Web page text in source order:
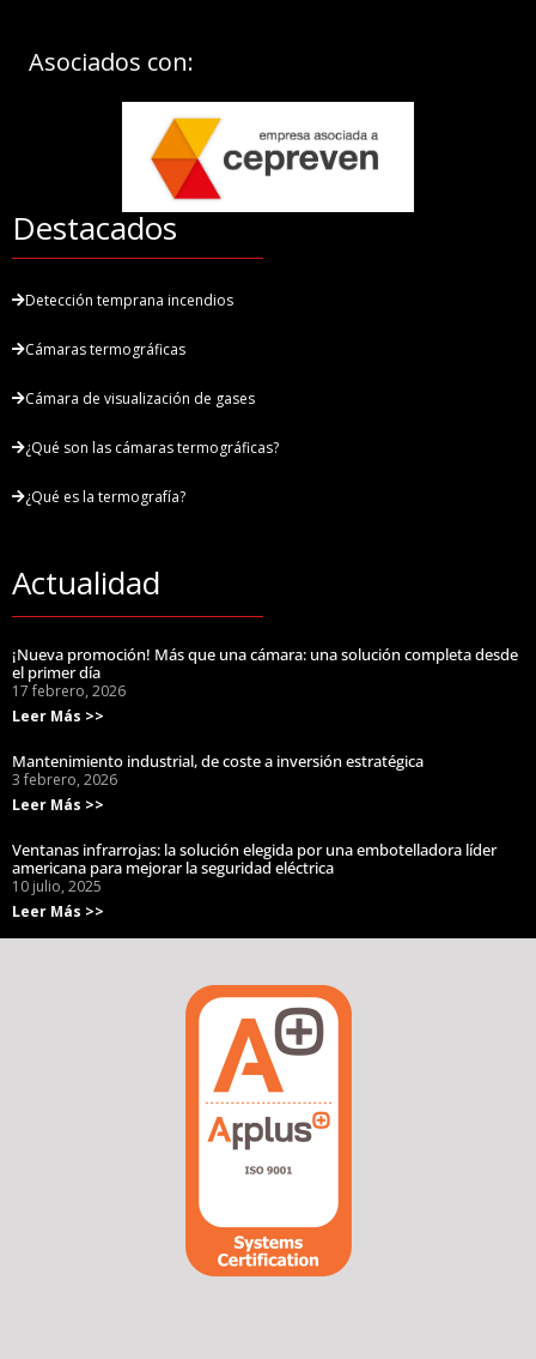
Asociados con:
Destacados
Detección temprana incendios
Cámaras termográficas
Cámara de visualización de gases
¿Qué son las cámaras termográficas?
¿Qué es la termografía?
Actualidad
¡Nueva promoción! Más que una cámara: una solución completa desde
el primer día
17 febrero, 2026
Leer Más >>
Mantenimiento industrial, de coste a inversión estratégica
3 febrero, 2026
Leer Más >>
Ventanas infrarrojas: la solución elegida por una embotelladora líder
americana para mejorar la seguridad eléctrica
10 julio, 2025
Leer Más >>